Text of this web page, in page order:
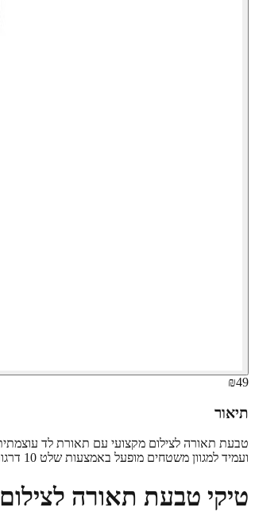
₪49
תיאור
ועמיד למגוון משטחים מופעל באמצעות שלט 10 דרגות תאורה משתנים לבחירה מתחברת באמצעות USB גובה המוצר 56 ס"מ
טיקי טבעת תאורה לצילום